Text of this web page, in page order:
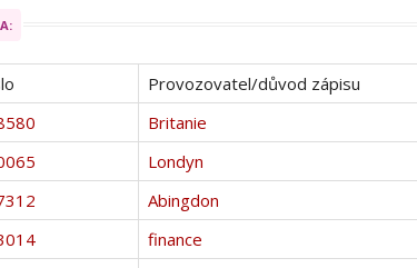
Provozovatel/důvod zápisu
Britanie
Londyn
Abingdon
finance